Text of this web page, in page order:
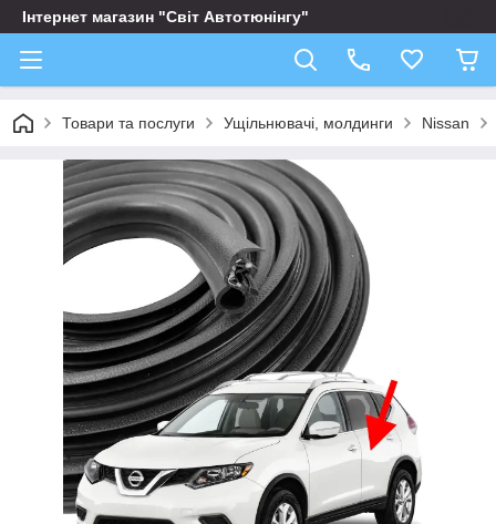
Інтернет магазин "Світ Автотюнінгу"
Товари та послуги Ущільнювачі, молдинги Nissan